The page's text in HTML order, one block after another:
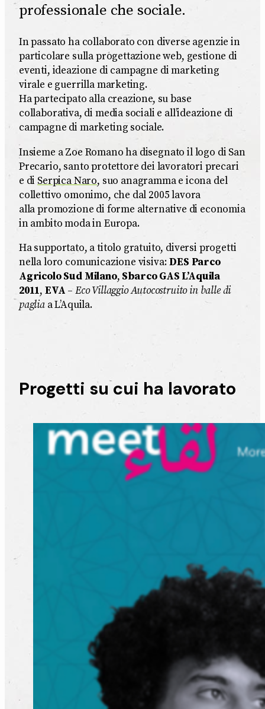
professionale che sociale.
In passato ha collaborato con diverse agenzie in
particolare sulla progettazione web, gestione di
eventi, ideazione di campagne di marketing
virale e guerrilla marketing.
Ha partecipato alla creazione, su base
collaborativa, di media sociali e all’ideazione di
campagne di marketing sociale.
Insieme a Zoe Romano ha disegnato il logo di San
Precario, santo protettore dei lavoratori precari
e di Serpica Naro, suo anagramma e icona del
collettivo omonimo, che dal 2005 lavora
alla promozione di forme alternative di economia
in ambito moda in Europa.
Ha supportato, a titolo gratuito, diversi progetti
nella loro comunicazione visiva:DES Parco
Agricolo Sud Milano, Sbarco GAS L’Aquila
2011, EVA – Eco Villaggio Autocostruito in balle di
pagliaa L’Aquila.
Progetti su cui ha lavorato